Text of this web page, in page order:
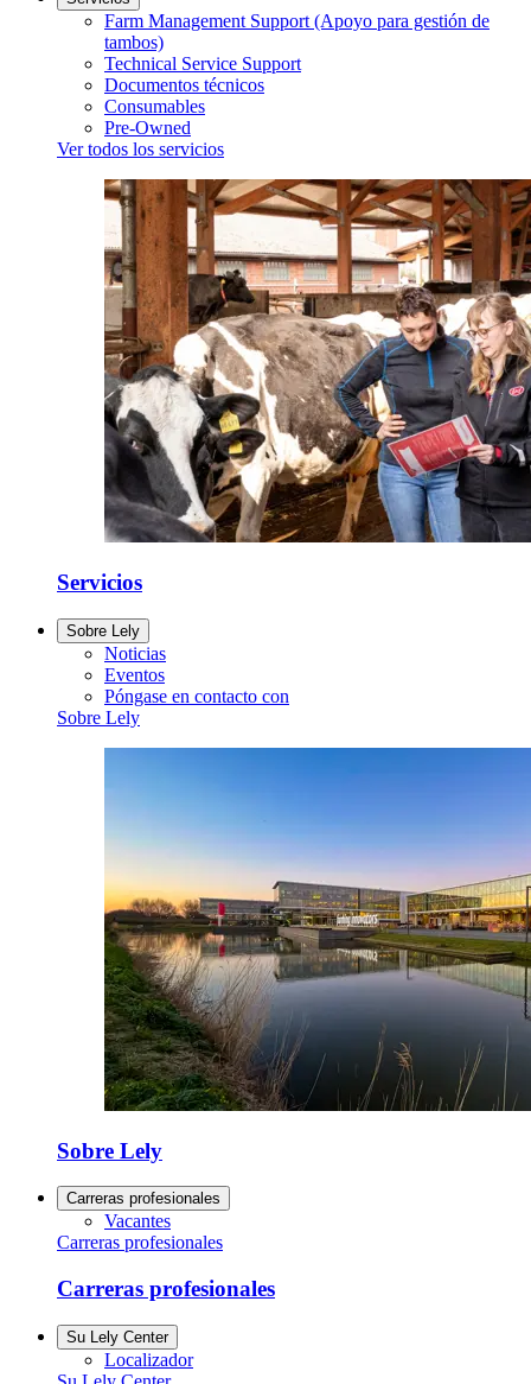
Farm Management Support (Apoyo para gestión de
tambos)
Technical Service Support
Documentos técnicos
Consumables
Pre-Owned
Ver todos los servicios
Servicios
Sobre Lely
Noticias
Eventos
Póngase en contacto con
Sobre Lely
Sobre Lely
Carreras profesionales
Vacantes
Carreras profesionales
Carreras profesionales
Su Lely Center
Localizador